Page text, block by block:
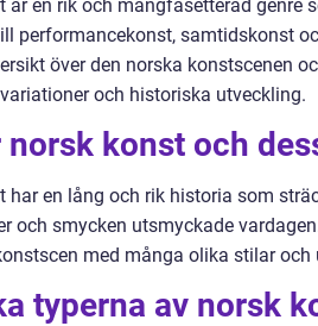
är en rik och mångfasetterad
performancekonst, samtidskonst
över den norska konstscenen
och historiska utveckling.
norsk konst och
har en lång och rik historia som
och smycken utsmyckade
med många olika stilar och
typerna av norsk